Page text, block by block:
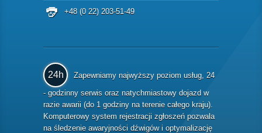
+48 (0 22) 203-51-49
24h
Zapewniamy najwyższy poziom usług, 24
- godzinny serwis oraz natychmiastowy dojazd w
razie awarii (do 1 godziny na terenie całego kraju).
Komputerowy system rejestracji zgłoszeń pozwala
na śledzenie awaryjności dźwigów i optymalizację